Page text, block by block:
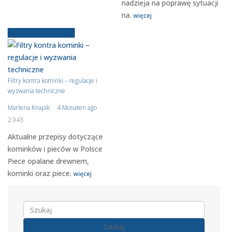
nadzieja na poprawę sytuacji
na. więcej
Filtry kontra kominki – regulacje i
wyzwania techniczne
Marlena Knapik
4 Monaten ago
2.943
Aktualne przepisy dotyczące
kominków i pieców w Polsce
Piece opalane drewnem,
kominki oraz piece. więcej
Szukaj